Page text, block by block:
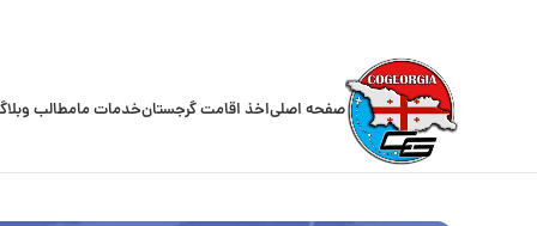
صفحه اصلیاخذ اقامت گرجستانخدمات مامطالب